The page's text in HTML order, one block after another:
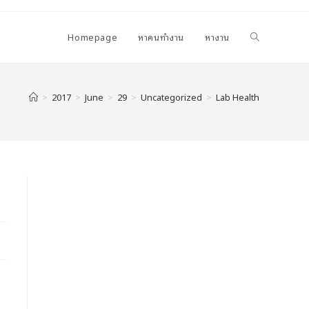
Homepage หาคนทำงาน หางาน
> 2017 > June > 29 > Uncategorized > Lab Health